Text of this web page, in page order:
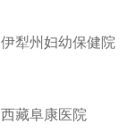
伊犁州妇幼保健院
西藏阜康医院